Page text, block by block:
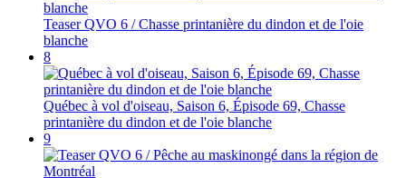
Teaser QVO 6 / Chasse printanière du dindon et de l'oie
blanche
8
Québec à vol d'oiseau, Saison 6, Épisode 69, Chasse
printanière du dindon et de l'oie blanche
9